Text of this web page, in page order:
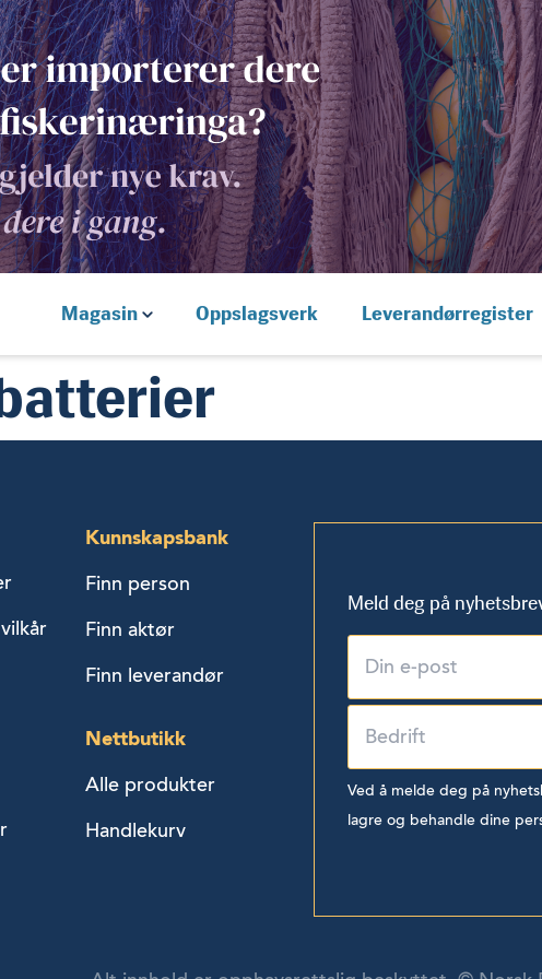
Magasin Oppslagsverk Leverandørregister
Kunnskapsbank
Finn person
Finn aktør
Finn leverandør
Nettbutikk
Alle produkter
Handlekurv
Meld deg på
Ved å melde deg på
lagre og behandle dine